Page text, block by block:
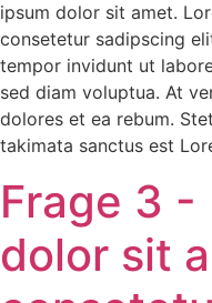
ipsum dolor sit amet.
consetetur sadipscing
tempor invidunt ut
sed diam voluptua. At
dolores et ea rebum.
takimata sanctus est
Frage 3 -
dolor sit